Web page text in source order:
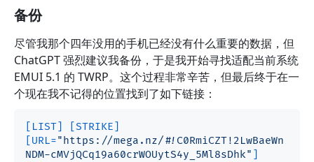
备份
尽管我那个四年没用的手机已经没有什么重要的数据，但
ChatGPT 强烈建议我备份，于是我开始寻找适配当前系统
EMUI 5.1 的 TWRP。这个过程非常辛苦，但最后终于在一
个现在我不记得的位置找到了如下链接：
[LIST]
[STRIKE]
[URL="https://mega.nz/#!C0RmiCZT!2LwBaeWn
NDM-cMVjQCq19a60crWOUytS4y_5Ml8sDhk" ]